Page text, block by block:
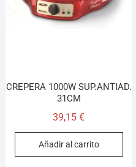
CREPERA 1000W SUP.ANTIAD.
31CM
39,15€
Añadir al carrito